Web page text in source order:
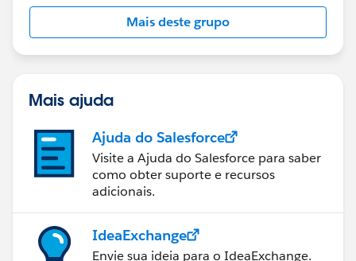
Mais deste grupo
Mais ajuda
Ajuda do Salesforce
Visite a Ajuda do Salesforce para saber
como obter suporte e recursos
adicionais.
IdeaExchange
Envie sua ideia para o IdeaExchange.